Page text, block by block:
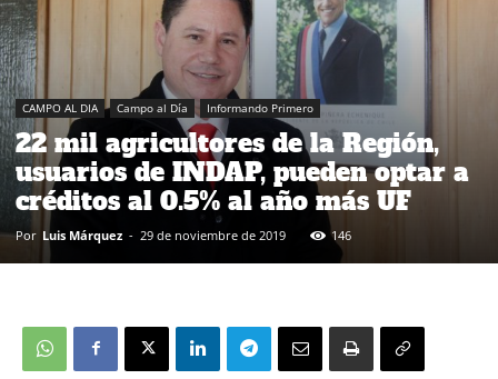
CAMPO AL DIA Campo al Día Informando Primero
22 mil agricultores de la Región,
usuarios de INDAP, pueden optar a
créditos al 0.5% al año más UF
Por Luis Márquez - 29 de noviembre de 2019 146